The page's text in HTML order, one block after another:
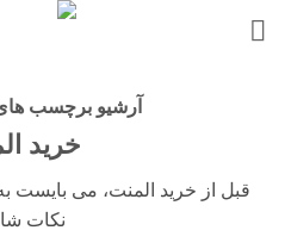
آرشیو برچسب
خرید
قبل از خرید المنت، می بایست
نکات